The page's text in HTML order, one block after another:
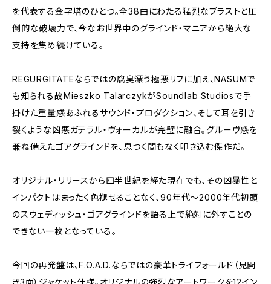
を代表する金字塔のひとつ。全38曲にわたる猛烈なブラストと圧
倒的な破壊力で、今なお世界中のグラインド・マニアから絶大な
支持を集め続けている。
REGURGITATEならではの腐臭漂う極悪リフに加え、NASUMで
も知られる故Mieszko TalarczykがSoundlab Studiosで手
掛けた重量感あふれるサウンド・プロダクション、そして耳を引き
裂くような凶悪ガテラル・ヴォーカルが完璧に融合。グルーヴ感を
兼ね備えたゴアグラインドを、息つく間もなく叩き込む傑作だ。
オリジナル・リリースから四半世紀を経た現在でも、その凶暴性と
インパクトはまったく色褪せることなく、90年代～2000年代初頭
のスウェディッシュ・ゴアグラインドを語る上で絶対に外すことの
できない一枚となっている。
今回の再発盤は、F.O.A.D.ならではの豪華トライフォールド（見開
き3面）ジャケット仕様。オリジナルの強烈なアートワークを12イン